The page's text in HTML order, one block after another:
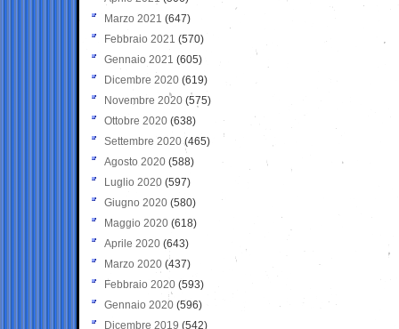
Marzo 2021 (647)
Febbraio 2021 (570)
Gennaio 2021 (605)
Dicembre 2020 (619)
Novembre 2020 (575)
Ottobre 2020 (638)
Settembre 2020(465)
Agosto 2020 (588)
Luglio 2020 (597)
Giugno 2020 (580)
Maggio 2020 (618)
Aprile 2020 (643)
Marzo 2020 (437)
Febbraio 2020 (593)
Gennaio 2020 (596)
Dicembre 2019 (542)